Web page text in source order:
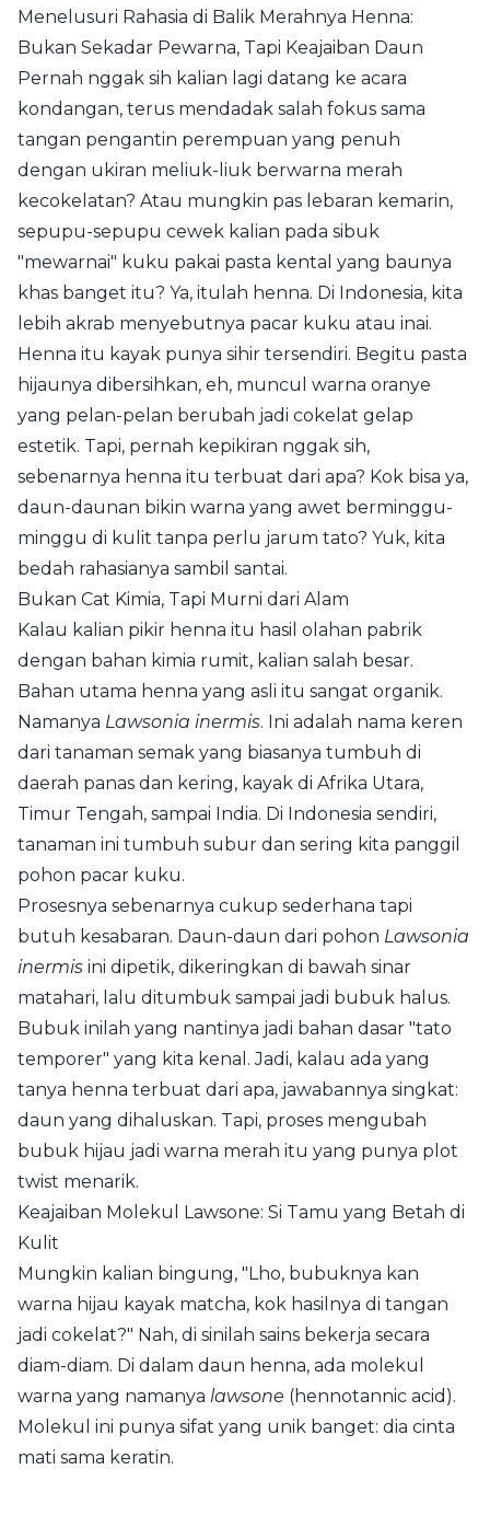
Menelusuri Rahasia di Balik Merahnya Henna:
Bukan Sekadar Pewarna, Tapi Keajaiban Daun
Pernah nggak sih kalian lagi datang ke acara
kondangan, terus mendadak salah fokus sama
tangan pengantin perempuan yang penuh
dengan ukiran meliuk-liuk berwarna merah
kecokelatan? Atau mungkin pas lebaran kemarin,
sepupu-sepupu cewek kalian pada sibuk
"mewarnai" kuku pakai pasta kental yang baunya
khas banget itu? Ya, itulah henna. Di Indonesia, kita
lebih akrab menyebutnya pacar kuku atau inai.
Henna itu kayak punya sihir tersendiri. Begitu pasta
hijaunya dibersihkan, eh, muncul warna oranye
yang pelan-pelan berubah jadi cokelat gelap
estetik. Tapi, pernah kepikiran nggak sih,
sebenarnya henna itu terbuat dari apa? Kok bisa ya,
daun-daunan bikin warna yang awet berminggu-
minggu di kulit tanpa perlu jarum tato? Yuk, kita
bedah rahasianya sambil santai.
Bukan Cat Kimia, Tapi Murni dari Alam
Kalau kalian pikir henna itu hasil olahan pabrik
dengan bahan kimia rumit, kalian salah besar.
Bahan utama henna yang asli itu sangat organik.
Namanya Lawsonia inermis. Ini adalah nama keren
dari tanaman semak yang biasanya tumbuh di
daerah panas dan kering, kayak di Afrika Utara,
Timur Tengah, sampai India. Di Indonesia sendiri,
tanaman ini tumbuh subur dan sering kita panggil
pohon pacar kuku.
Prosesnya sebenarnya cukup sederhana tapi
butuh kesabaran. Daun-daun dari pohon Lawsonia
inermis ini dipetik, dikeringkan di bawah sinar
matahari, lalu ditumbuk sampai jadi bubuk halus.
Bubuk inilah yang nantinya jadi bahan dasar "tato
temporer" yang kita kenal. Jadi, kalau ada yang
tanya henna terbuat dari apa, jawabannya singkat:
daun yang dihaluskan. Tapi, proses mengubah
bubuk hijau jadi warna merah itu yang punya plot
twist menarik.
Keajaiban Molekul Lawsone: Si Tamu yang Betah di
Kulit
Mungkin kalian bingung, "Lho, bubuknya kan
warna hijau kayak matcha, kok hasilnya di tangan
jadi cokelat?" Nah, di sinilah sains bekerja secara
diam-diam. Di dalam daun henna, ada molekul
warna yang namanya lawsone (hennotannic acid).
Molekul ini punya sifat yang unik banget: dia cinta
mati sama keratin.